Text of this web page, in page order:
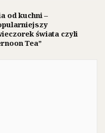
od kuchni –
świata czyli
Tea”